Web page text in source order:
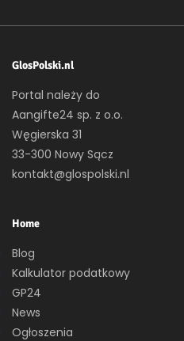
GlosPolski.nl
Portal należy do
Aangifte24 sp. z o.o.
Węgierska 31
33-300 Nowy Sącz
kontakt@glospolski.nl
Home
Blog
Kalkulator podatkowy
GP24
News
Ogłoszenia